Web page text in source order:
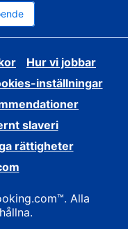
Hur vi jobbar
inställningar
slaveri
rättigheter
Alla